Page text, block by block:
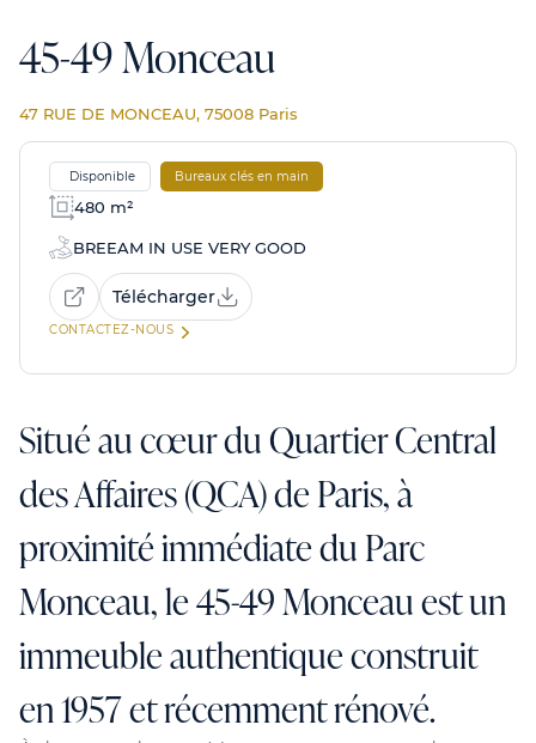
45-49 Monceau
47 RUE DE MONCEAU, 75008 Paris
Disponible Bureaux clés en main
480 m²
BREEAM IN USE VERY GOOD
Télécharger
CONTACTEZ-NOUS
Situé au cœur du Quartier Central
des Affaires (QCA) de Paris, à
proximité immédiate du Parc
Monceau, le 45-49 Monceau est un
immeuble authentique construit
en 1957 et récemment rénové.